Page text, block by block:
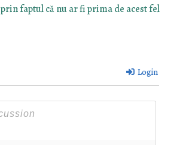
prin faptul că nu ar fi prima de acest fel
Login